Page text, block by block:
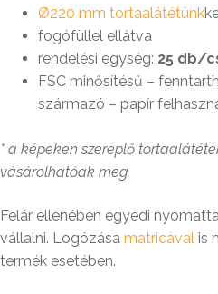
Ø220 mm tortaalátétünk
fogófüllel ellátva
rendelési egység: 25 db/
FSC minősítésű –
származó – papír
* a képeken szereplő
vásárolhatóak meg.
Felár ellenében egyedi
vállalni. Logózása matricával is
termék esetében.